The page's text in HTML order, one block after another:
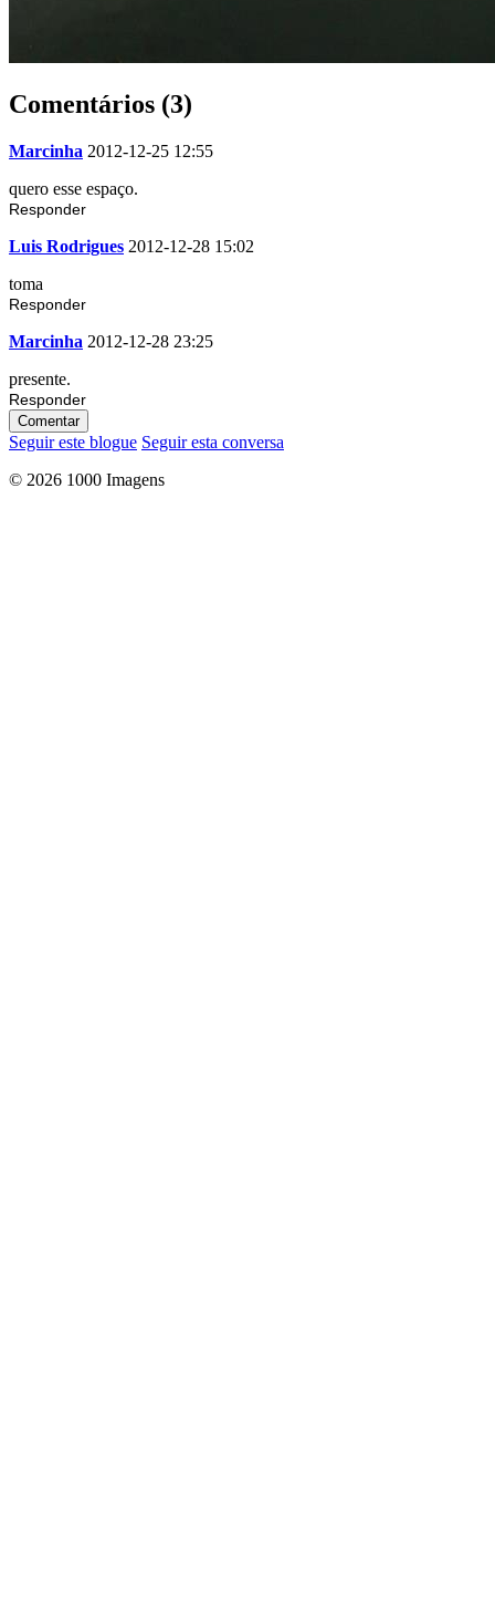
Comentários (3)
Marcinha 2012-12-25 12:55
quero esse espaço.
Responder
Luis Rodrigues 2012-12-28 15:02
toma
Responder
Marcinha 2012-12-28 23:25
presente.
Responder
Comentar
Seguir este blogue Seguir esta conversa
© 2026 1000 Imagens